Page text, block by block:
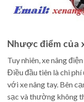
Nhược điểm của
Tuy nhiên, xe nâng
Điều đầu tiên là chi
với xe nâng tay. Bên
sạc và thường không